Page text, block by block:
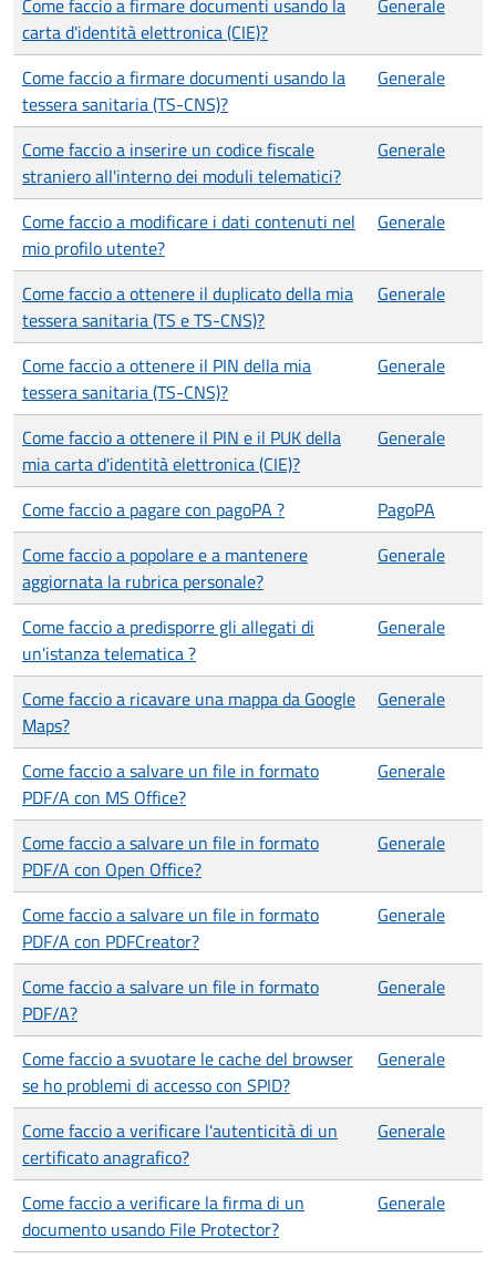
Come faccio a firmare documenti usando la
carta d'identità elettronica (CIE)?
Generale
Come faccio a firmare documenti usando la
tessera sanitaria (TS-CNS)?
Generale
Come faccio a inserire un codice fiscale
straniero all'interno dei moduli telematici?
Generale
Come faccio a modificare i dati contenuti nel
mio profilo utente?
Generale
Come faccio a ottenere il duplicato della mia
tessera sanitaria (TS e TS-CNS)?
Generale
Come faccio a ottenere il PIN della mia
tessera sanitaria (TS-CNS)?
Generale
Come faccio a ottenere il PIN e il PUK della
mia carta d'identità elettronica (CIE)?
Generale
Come faccio a pagare con pagoPA ?
PagoPA
Come faccio a popolare e a mantenere
aggiornata la rubrica personale?
Generale
Come faccio a predisporre gli allegati di
un'istanza telematica ?
Generale
Come faccio a ricavare una mappa da Google
Maps?
Generale
Come faccio a salvare un file in formato
PDF/A con MS Office?
Generale
Come faccio a salvare un file in formato
PDF/A con Open Office?
Generale
Come faccio a salvare un file in formato
PDF/A con PDFCreator?
Generale
Come faccio a salvare un file in formato
PDF/A?
Generale
Come faccio a svuotare le cache del browser
se ho problemi di accesso con SPID?
Generale
Come faccio a verificare l'autenticità di un
certificato anagrafico?
Generale
Come faccio a verificare la firma di un
documento usando File Protector?
Generale